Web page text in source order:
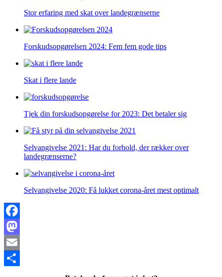
Stor erfaring med skat over landegrænserne
Forskudsopgørelsen 2024: Fem fem gode tips
Skat i flere lande
Tjek din forskudsopgørelse for 2023: Det betaler sig
Selvangivelse 2021: Har du forhold, der rækker over
landegrænserne?
Selvangivelse 2020: Få lukket corona-året mest optimalt
Facebook
Mastodon
Email